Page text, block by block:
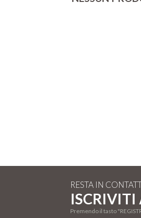
RESTA IN
ISCRIVITI
Premendo il tasto